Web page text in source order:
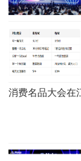
消费名品大会在